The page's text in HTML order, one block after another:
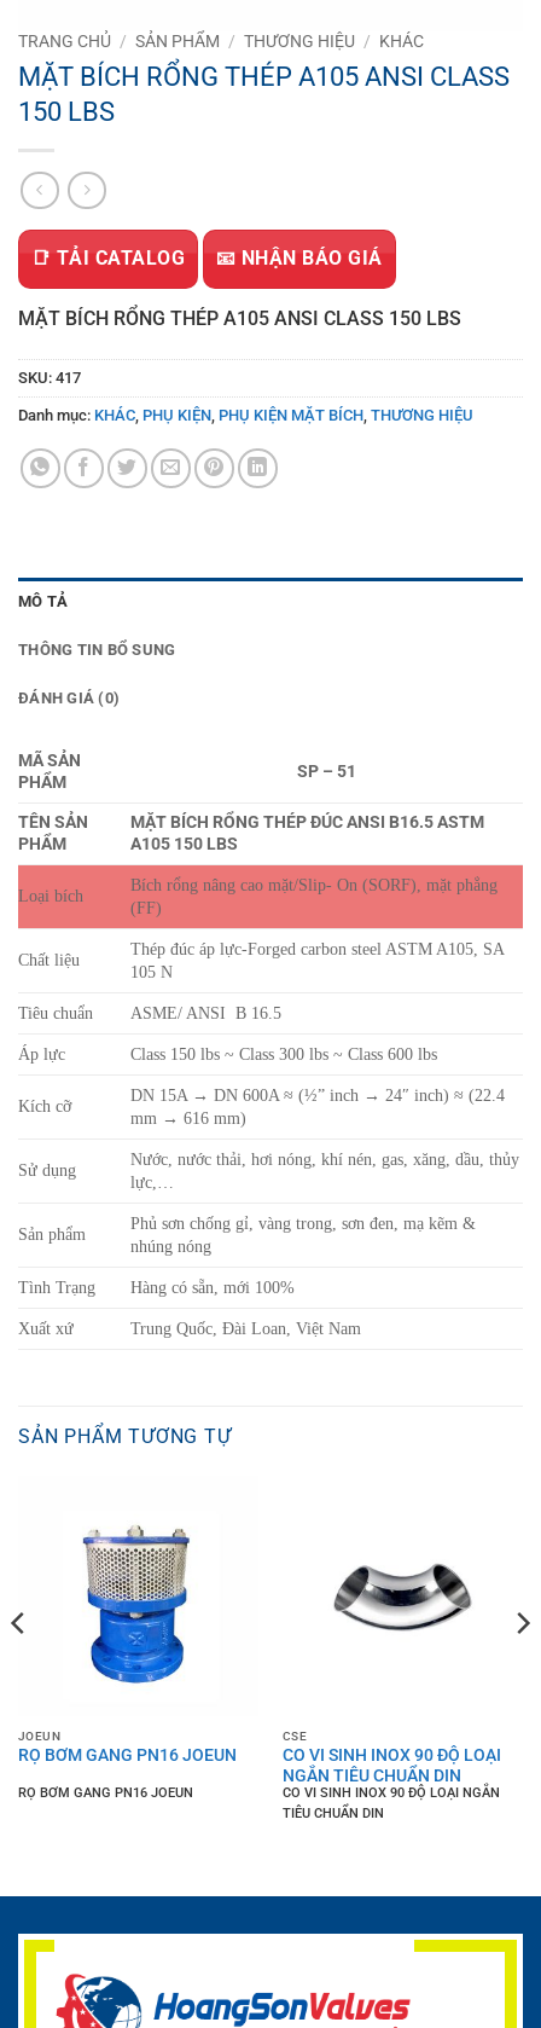
TRANG CHỦ / SẢN PHẨM / THƯƠNG HIỆU / KHÁC
MẶT BÍCH RỔNG THÉP A105 ANSI CLASS
150 LBS
📑 TẢI CATALOG 📧 NHẬN BÁO GIÁ
MẶT BÍCH RỔNG THÉP A105 ANSI CLASS 150 LBS
SKU: 417
Danh mục: KHÁC PHỤ KIỆN PHỤ KIỆN MẶT BÍCH THƯƠNG HIỆU
MÔ TẢ
THÔNG TIN BỔ SUNG
ĐÁNH GIÁ (0)
MÃ SẢN
PHẨM
SP – 51
TÊN SẢN
PHẨM
MẶT BÍCH RỔNG THÉP ĐÚC ANSI B16.5 ASTM
A105 150 LBS
Loại bích
Bích rổng nâng cao mặt/Slip- On (SORF), mặt phẳng
(FF)
Chất liệu
Thép đúc áp lực-Forged carbon steel ASTM A105, SA
105 N
Tiêu chuẩn ASME/ ANSI B 16.5
Áp lực Class 150 lbs ~ Class 300 lbs ~ Class 600 lbs
Kích cỡ
DN 15A → DN 600A ≈ (½” inch → 24″ inch) ≈ (22.4
mm → 616 mm)
Sử dụng
Nước, nước thải, hơi nóng, khí nén, gas, xăng, dầu, thủy
lực,…
Sản phẩm
Phủ sơn chống gỉ, vàng trong, sơn đen, mạ kẽm &
nhúng nóng
Tình Trạng Hàng có sẵn, mới 100%
Xuất xứ Trung Quốc, Đài Loan, Việt Nam
SẢN PHẨM TƯƠNG TỰ
JOEUN
RỌ BƠM GANG PN16 JOEUN
RỌ BƠM GANG PN16 JOEUN
CSE
CO VI SINH INOX 90 ĐỘ LOẠI
NGẮN TIÊU CHUẨN DIN
CO VI SINH INOX 90 ĐỘ LOẠI NGẮN
TIÊU CHUẨN DIN